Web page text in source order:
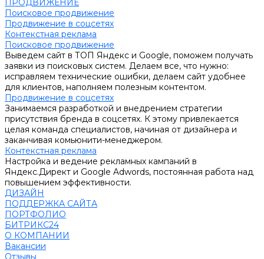
ПРОДВИЖЕНИЕ
Поисковое продвижение
Продвижение в соцсетях
Контекстная реклама
Поисковое продвижение
Выведем сайт в ТОП Яндекс и Google, поможем получать
заявки из поисковых систем. Делаем все, что нужно:
исправляем технические ошибки, делаем сайт удобнее
для клиентов, наполняем полезным контентом.
Продвижение в соцсетях
Занимаемся разработкой и внедрением стратегии
присутствия бренда в соцсетях. К этому привлекается
целая команда специалистов, начиная от дизайнера и
заканчивая комьюнити-менеджером.
Контекстная реклама
Настройка и ведение рекламных кампаний в
Яндекс.Директ и Google Adwords, постоянная работа над
повышением эффективности.
ДИЗАЙН
ПОДДЕРЖКА САЙТА
ПОРТФОЛИО
БИТРИКС24
О КОМПАНИИ
Вакансии
Отзывы